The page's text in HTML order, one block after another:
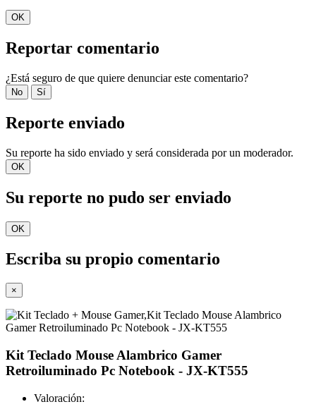
OK
Reportar comentario
¿Está seguro de que quiere denunciar este comentario?
No Sí
Reporte enviado
Su reporte ha sido enviado y será considerada por un moderador.
OK
Su reporte no pudo ser enviado
OK
Escriba su propio comentario
×
Kit Teclado Mouse Alambrico Gamer
Retroiluminado Pc Notebook - JX-KT555
Valoración: